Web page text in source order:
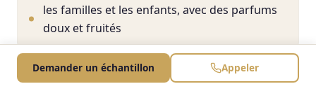
les familles et les enfants, avec des parfums
doux et fruités
les amateurs d’accords mets-spiritueux, avec
des desserts relevés de Grand Marnier ou de
Demander un échantillon Appeler